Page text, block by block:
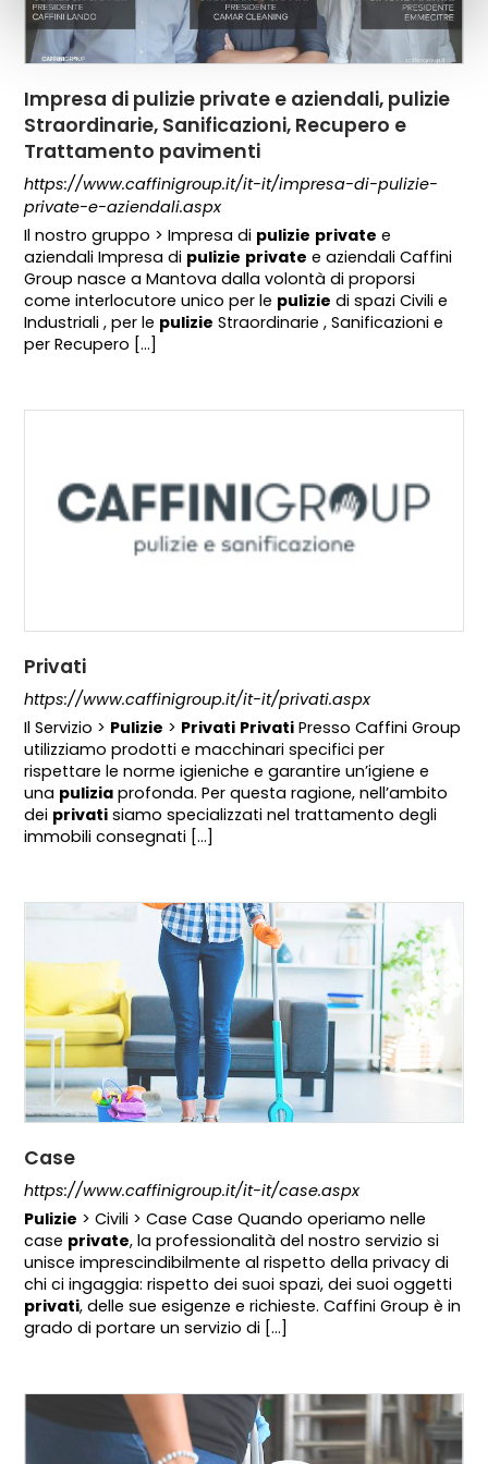
Impresa di pulizie private e aziendali, pulizie
Straordinarie, Sanificazioni, Recupero e
Trattamento pavimenti
https://www.caffinigroup.it/it-it/impresa-di-pulizie-
private-e-aziendali.aspx
Il nostro gruppo > Impresa di pulizie private e
aziendali Impresa di pulizie private e aziendali Caffini
Group nasce a Mantova dalla volontà di proporsi
come interlocutore unico per le pulizie di spazi Civili e
Industriali , per le pulizie Straordinarie , Sanificazioni e
per Recupero [...]
Privati
https://www.caffinigroup.it/it-it/privati.aspx
Il Servizio > Pulizie > Privati Privati Presso Caffini Group
utilizziamo prodotti e macchinari specifici per
rispettare le norme igieniche e garantire un’igiene e
una pulizia profonda. Per questa ragione, nell’ambito
dei privati siamo specializzati nel trattamento degli
immobili consegnati [...]
Case
https://www.caffinigroup.it/it-it/case.aspx
Pulizie > Civili > Case Case Quando operiamo nelle
case private, la professionalità del nostro servizio si
unisce imprescindibilmente al rispetto della privacy di
chi ci ingaggia: rispetto dei suoi spazi, dei suoi oggetti
privati, delle sue esigenze e richieste. Caffini Group è in
grado di portare un servizio di [...]